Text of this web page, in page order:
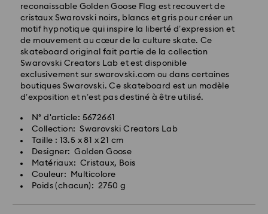
reconaissable Golden Goose Flag est recouvert de
cristaux Swarovski noirs, blancs et gris pour créer un
motif hypnotique qui inspire la liberté d’expression et
de mouvement au cœur de la culture skate. Ce
skateboard original fait partie de la collection
Swarovski Creators Lab et est disponible
exclusivement sur swarovski.com ou dans certaines
boutiques Swarovski. Ce skateboard est un modèle
d’exposition et n’est pas destiné à être utilisé.
N° d'article: 5672661
Collection: Swarovski Creators Lab
Taille : 13.5 x 81 x 21 cm
Designer: Golden Goose
Matériaux: Cristaux, Bois
Couleur: Multicolore
Poids (chacun): 2750 g
Livraison express - FedEx
Les commandes passées du lundi au vendredi avant
14:30 HEC seront traitées et envoyées le jour
ouvrable même
Délai de livraison express: 1-2 jours ouvrables après
traitement et envoi
Pour l’instant, Swarovski n’est pas en mesure
d’effectuer des livraisons vers les boîtes postales ou
les adresses APO/FPO. Les articles demeurent la
propriété de Swarovski jusqu’à réception du
paiement final.
Pour les produits Crystal Myriad, sous licence et